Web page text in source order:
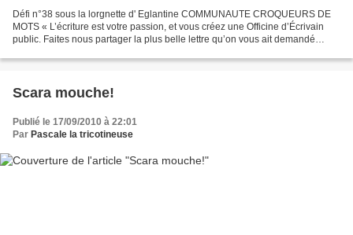
Défi n°38 sous la lorgnette d' Eglantine COMMUNAUTE CROQUEURS DE
MOTS « L’écriture est votre passion, et vous créez une Officine d’Écrivain
public. Faites nous partager la plus belle lettre qu’on vous ait demandé
Scara mouche!
Publié le 17/09/2010 à 22:01
Par Pascale la tricotineuse